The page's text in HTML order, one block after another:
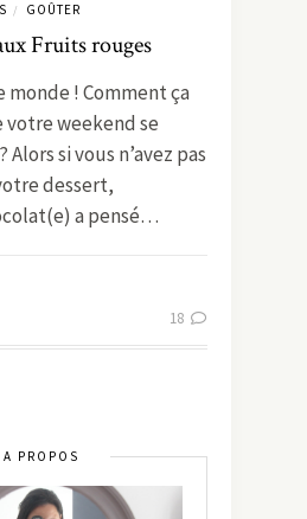
/ GOÛTER
Fruits rouges
! Comment ça
votre weekend se
si vous n’avez pas
dessert,
a pensé…
18
A PROPOS